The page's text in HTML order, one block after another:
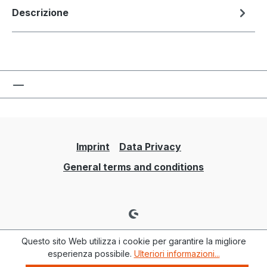
Descrizione
Imprint
Data Privacy
General terms and conditions
Questo sito Web utilizza i cookie per garantire la migliore
esperienza possibile. Ulteriori informazioni...